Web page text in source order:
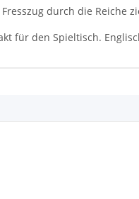
durch die Reiche
für den Spieltisch.